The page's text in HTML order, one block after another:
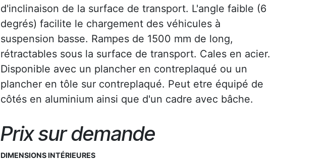
d'inclinaison de la surface de transport. L'angle faible (6
degrés) facilite le chargement des véhicules à
suspension basse. Rampes de 1500 mm de long,
rétractables sous la surface de transport. Cales en acier.
Disponible avec un plancher en contreplaqué ou un
plancher en tôle sur contreplaqué. Peut etre équipé de
côtés en aluminium ainsi que d'un cadre avec bâche.
Prix sur demande
DIMENSIONS INTÉRIEURES